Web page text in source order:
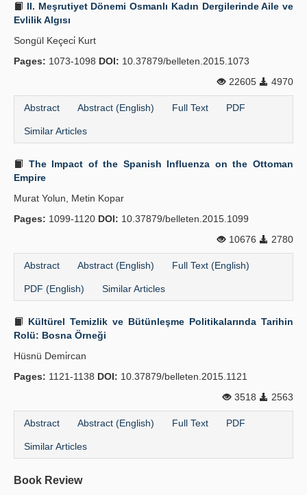
II. Meşrutiyet Dönemi Osmanlı Kadın Dergilerinde Aile ve
Evlilik Algısı
Songül Keçeci̇ Kurt
Pages: 1073-1098 DOI: 10.37879/belleten.2015.1073
22605
4970
Abstract Abstract (English) Full Text PDF
Similar Articles
The Impact of the Spanish Influenza on the Ottoman
Empire
Murat Yolun, Metin Kopar
Pages: 1099-1120 DOI: 10.37879/belleten.2015.1099
10676
2780
Abstract Abstract (English) Full Text (English)
PDF (English) Similar Articles
Kültürel Temizlik ve Bütünleşme Politikalarında Tarihin
Rolü: Bosna Örneği
Hüsnü Demi̇rcan
Pages: 1121-1138 DOI: 10.37879/belleten.2015.1121
3518
2563
Abstract Abstract (English) Full Text PDF
Similar Articles
Book Review